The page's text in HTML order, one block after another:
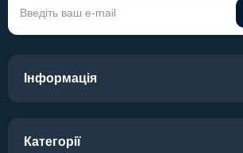
Інформація
Категорії